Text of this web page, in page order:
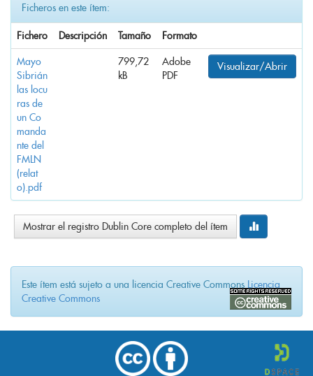
Ficheros en este ítem:
Fichero Descripción Tamaño Formato
Mayo
Sibrián
las locu
ras de
un Co
manda
nte del
FMLN
(relat
o).pdf
799,72
kB
Adobe
PDF
Visualizar/Abrir
Mostrar el registro Dublin Core completo del ítem
Este ítem está sujeto a una licencia Creative Commons Licencia
Creative Commons